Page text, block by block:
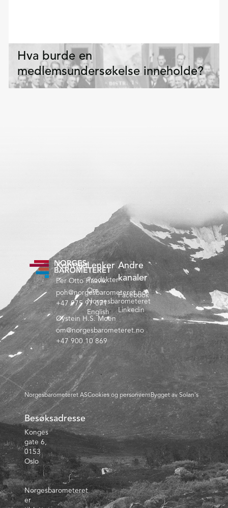
Hva burde en
medlemsundersøkelse inneholde?
Besøksadresse
Konges
gate 6,
0153
Oslo
Norgesbarometeret
er
Kontakt
Per Otto Haavik
poh@norgesbarometeret.no
+47 975 97 071
Øystein H.S. Moen
om@norgesbarometeret.no
+47 900 10 869
Lenker
Produkter
Om
Norgesbarometeret
English
Andre
kanaler
Facebook
Linkedin
Norgesbarometeret ASCookies og personvernBygget av Solan's